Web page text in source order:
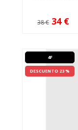
38 € 34 €
4F
DESCUENTO 23 %